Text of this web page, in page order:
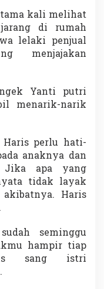
kali melihat
di rumah
lelaki penjual
menjajakan
Yanti putri
menarik-narik
Haris perlu hati-
anaknya dan
Jika apa yang
tidak layak
Haris
seminggu
hampir tiap
sang istri